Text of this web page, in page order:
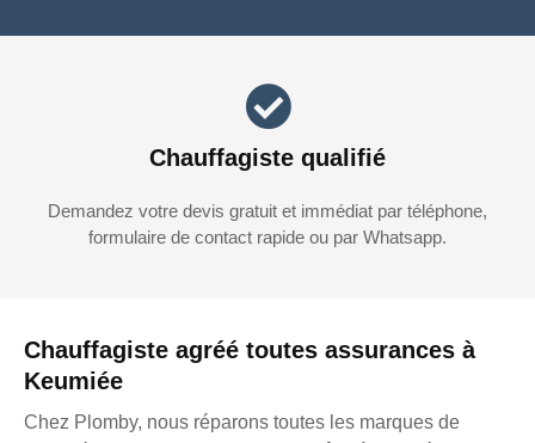
Chauffagiste agréé toutes assurances à
Keumiée
Chez Plomby, nous réparons toutes les marques de
Chauffagiste qualifié
Demandez votre devis gratuit et immédiat par téléphone,
formulaire de contact rapide ou par Whatsapp.